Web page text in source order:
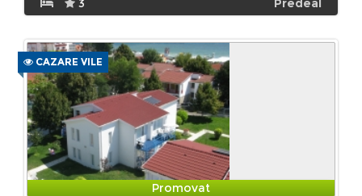
3 Predeal
CAZARE VILE
Promovat